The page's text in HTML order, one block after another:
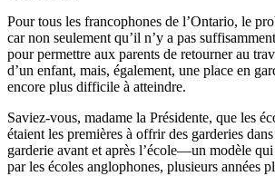
Pour tous les francophones de l’Ontario, le
car non seulement qu’il n’y a pas
pour permettre aux parents de retourner au
d’un enfant, mais, également, une place en
encore plus difficile à atteindre.
Saviez-vous, madame la Présidente, que les
étaient les premières à offrir des garderies
garderie avant et après l’école—un modèle
par les écoles anglophones, plusieurs années